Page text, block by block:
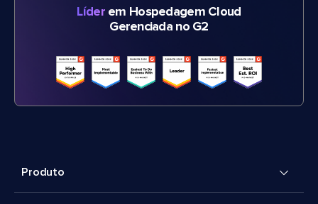
Líderem Hospedagem Cloud
Gerenciada no G2
Produto